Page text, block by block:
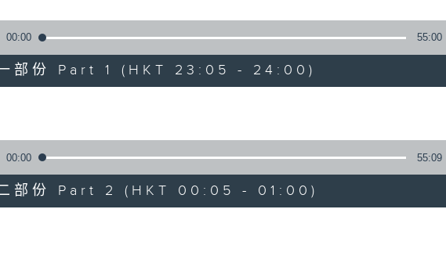
00:00 55:00
部份 Part 1 (HKT 23:05 - 24:00)
00:00 55:09
部份 Part 2 (HKT 00:05 - 01:00)